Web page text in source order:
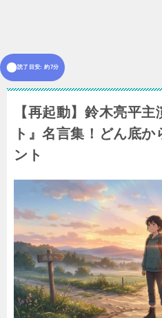
読了目安: 約7分
【再起動】鈴木亮平
ト』名言集！どん底
ント